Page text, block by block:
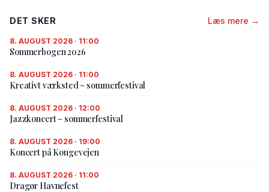
DET SKER Læs mere →
8. AUGUST 2026 · 11:00
Sommerbogen 2026
8. AUGUST 2026 · 11:00
Kreativt værksted – sommerfestival
8. AUGUST 2026 · 12:00
Jazzkoncert – sommerfestival
8. AUGUST 2026 · 19:00
Koncert på Kongevejen
8. AUGUST 2026 · 11:00
Dragør Havnefest